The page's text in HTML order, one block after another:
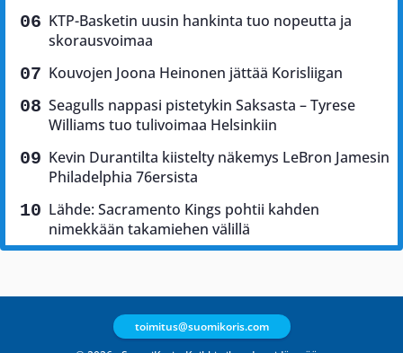
KTP-Basketin uusin hankinta tuo nopeutta ja
skorausvoimaa
Kouvojen Joona Heinonen jättää Korisliigan
Seagulls nappasi pistetykin Saksasta – Tyrese
Williams tuo tulivoimaa Helsinkiin
Kevin Durantilta kiistelty näkemys LeBron Jamesin
Philadelphia 76ersista
Lähde: Sacramento Kings pohtii kahden
nimekkään takamiehen välillä
toimitus@suomikoris.com